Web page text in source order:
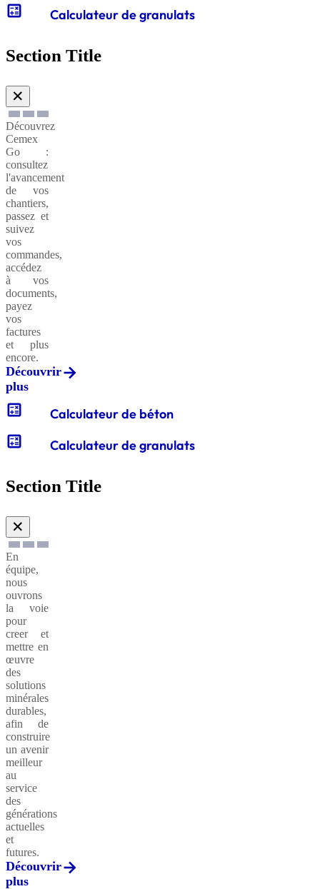
calculate Calculateur de granulats
Section Title
✕
Découvrez
Cemex
Go :
consultez
l'avancement
de vos
chantiers,
passez et
suivez
vos
commandes,
accédez
à vos
documents,
payez
vos
factures
et plus
encore.
Découvrir
plus
calculate Calculateur de béton
calculate Calculateur de granulats
Section Title
✕
En
équipe,
nous
ouvrons
la voie
pour
creer et
mettre en
œuvre
des
solutions
minérales
durables,
afin de
construire
un avenir
meilleur
au
service
des
générations
actuelles
et
futures.
Découvrir
plus